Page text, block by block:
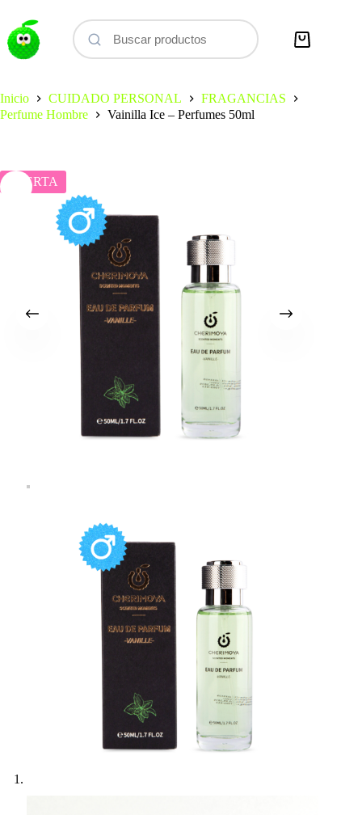
contenido
Carro
Inicio
CUIDADO PERSONAL
FRAGANCIAS
Perfume Hombre
Vainilla Ice – Perfumes 50ml
OFERTA